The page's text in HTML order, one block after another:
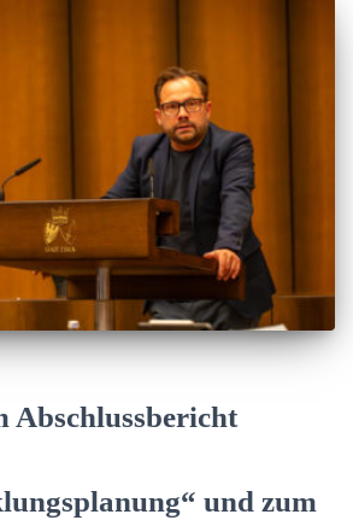
Abschlussbericht
und zum